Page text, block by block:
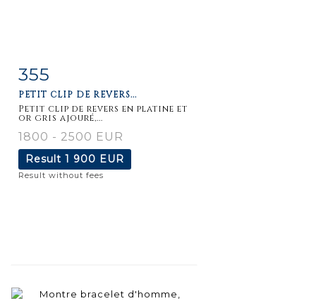
Item detail
355
PETIT CLIP DE REVERS...
Petit clip de revers en platine et
or gris ajouré,...
1800 - 2500 EUR
Result 1 900 EUR
Result without fees